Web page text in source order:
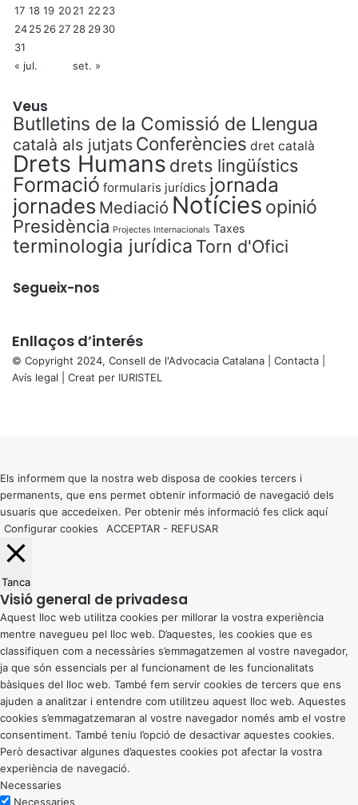
17 18 19 2021 22 23
2425 26 27 28 2930
31
« jul.
set. »
Veus
Butlletins de la Comissió de Llengua
català als jutjats Conferències dret català
Drets Humans drets lingüístics
Formació formularis jurídics jornada
jornades Mediació Notícies opinió
Presidència Projectes Internacionals Taxes
terminologia jurídica Torn d'Ofici
Segueix-nos
Enllaços d’interés
© Copyright 2024, Consell de l'Advocacia Catalana | Contacta
Avís legal | Creat per IURISTEL
button
Els informem que la nostra web disposa de cookies tercers i
permanents, que ens permet obtenir informació de navegació dels
usuaris que accedeixen. Per obtenir més informació fes click aquí
Configurar cookies
ACCEPTAR - REFUSAR
Tanca
Visió general de privadesa
Aquest lloc web utilitza cookies per millorar la vostra experiència
mentre navegueu pel lloc web. D’aquestes, les cookies que es
classifiquen com a necessàries s’emmagatzemen al vostre navegador,
ja que són essencials per al funcionament de les funcionalitats
bàsiques del lloc web. També fem servir cookies de tercers que ens
ajuden a analitzar i entendre com utilitzeu aquest lloc web. Aquestes
cookies s’emmagatzemaran al vostre navegador només amb el vostre
consentiment. També teniu l’opció de desactivar aquestes cookies.
Però desactivar algunes d’aquestes cookies pot afectar la vostra
experiència de navegació.
Necessaries
Necessaries